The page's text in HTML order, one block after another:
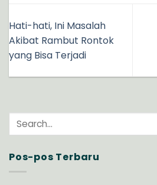
Hati-hati, Ini Masalah
Akibat Rambut Rontok
yang Bisa Terjadi
Pos-pos Terbaru